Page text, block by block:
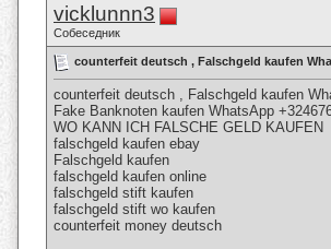
vicklunnn3
Собеседник
counterfeit deutsch , Falschgeld kaufen
counterfeit deutsch , Falschgeld kaufen
Fake Banknoten kaufen WhatsApp
WO KANN ICH FALSCHE GELD KAUFEN
falschgeld kaufen ebay
Falschgeld kaufen
falschgeld kaufen online
falschgeld stift kaufen
falschgeld stift wo kaufen
counterfeit money deutsch